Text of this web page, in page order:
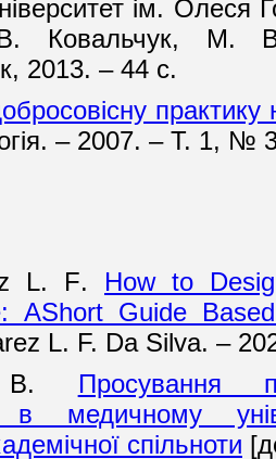
ім.
Ковальчук, М.
2013. – 44 с.
практику
– 2007. – Т. 1, №
L. F. How to
AShort Guide
L. F. Da Silva. –
В. Просування
в медичному
спільноти